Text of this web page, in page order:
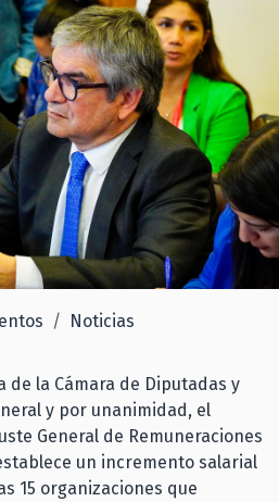
Noticias
de la Cámara de Diputadas y
y por unanimidad, el
General de Remuneraciones
un incremento salarial
15 organizaciones que